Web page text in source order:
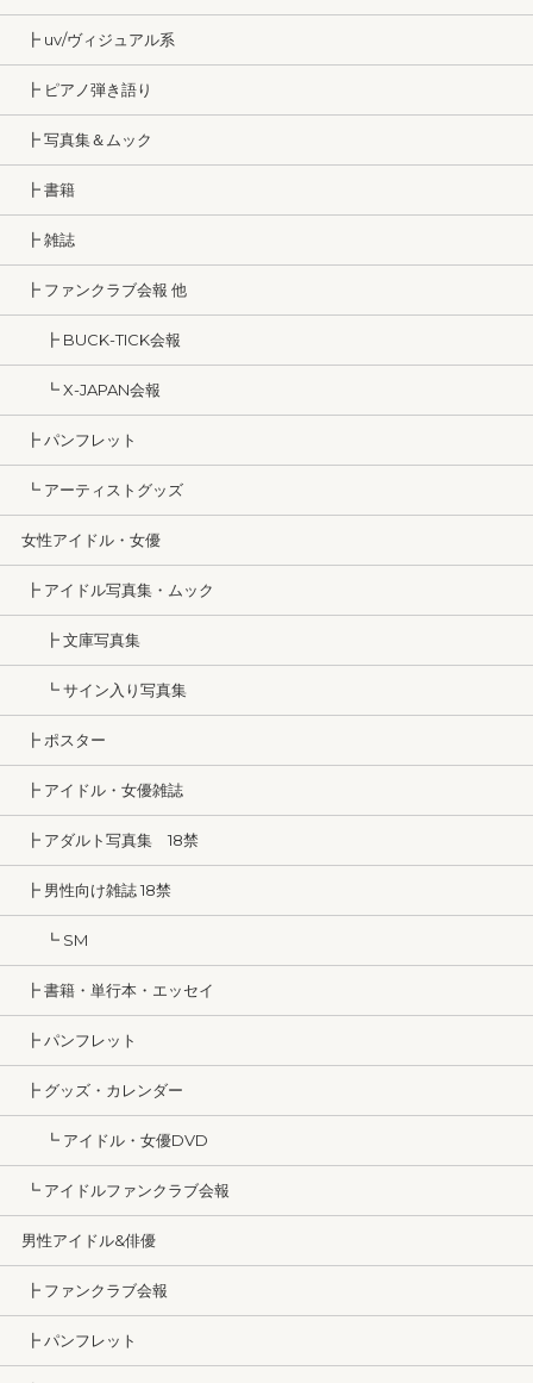
┣ uv/ヴィジュアル系
┣ ピアノ弾き語り
┣ 写真集＆ムック
┣ 書籍
┣ 雑誌
┣ ファンクラブ会報 他
┣ BUCK-TICK会報
┗ X-JAPAN会報
┣ パンフレット
┗ アーティストグッズ
女性アイドル・女優
┣ アイドル写真集・ムック
┣ 文庫写真集
┗ サイン入り写真集
┣ ポスター
┣ アイドル・女優雑誌
┣ アダルト写真集 18禁
┣ 男性向け雑誌 18禁
┗ SM
┣ 書籍・単行本・エッセイ
┣ パンフレット
┣ グッズ・カレンダー
┗ アイドル・女優DVD
┗ アイドルファンクラブ会報
男性アイドル&俳優
┣ ファンクラブ会報
┣ パンフレット